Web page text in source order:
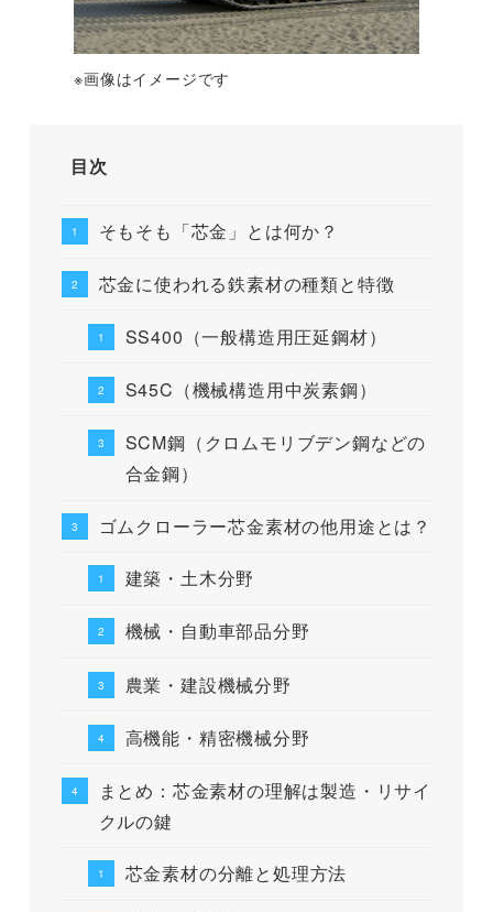
※画像はイメージです
目次
そもそも「芯金」とは何か？
芯金に使われる鉄素材の種類と特徴
SS400（一般構造用圧延鋼材）
S45C（機械構造用中炭素鋼）
SCM鋼（クロムモリブデン鋼などの
合金鋼）
ゴムクローラー芯金素材の他用途とは？
建築・土木分野
機械・自動車部品分野
農業・建設機械分野
高機能・精密機械分野
まとめ：芯金素材の理解は製造・リサイ
クルの鍵
芯金素材の分離と処理方法